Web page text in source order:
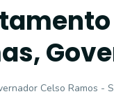
Celso Ramos -